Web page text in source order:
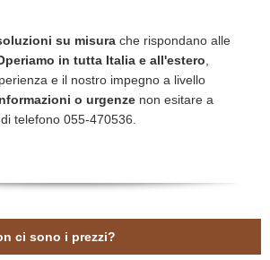
su misura che rispondano alle
in tutta Italia e all'estero,
e il nostro impegno a livello
o urgenze non esitare a
telefono 055-470536.
ci sono i prezzi?